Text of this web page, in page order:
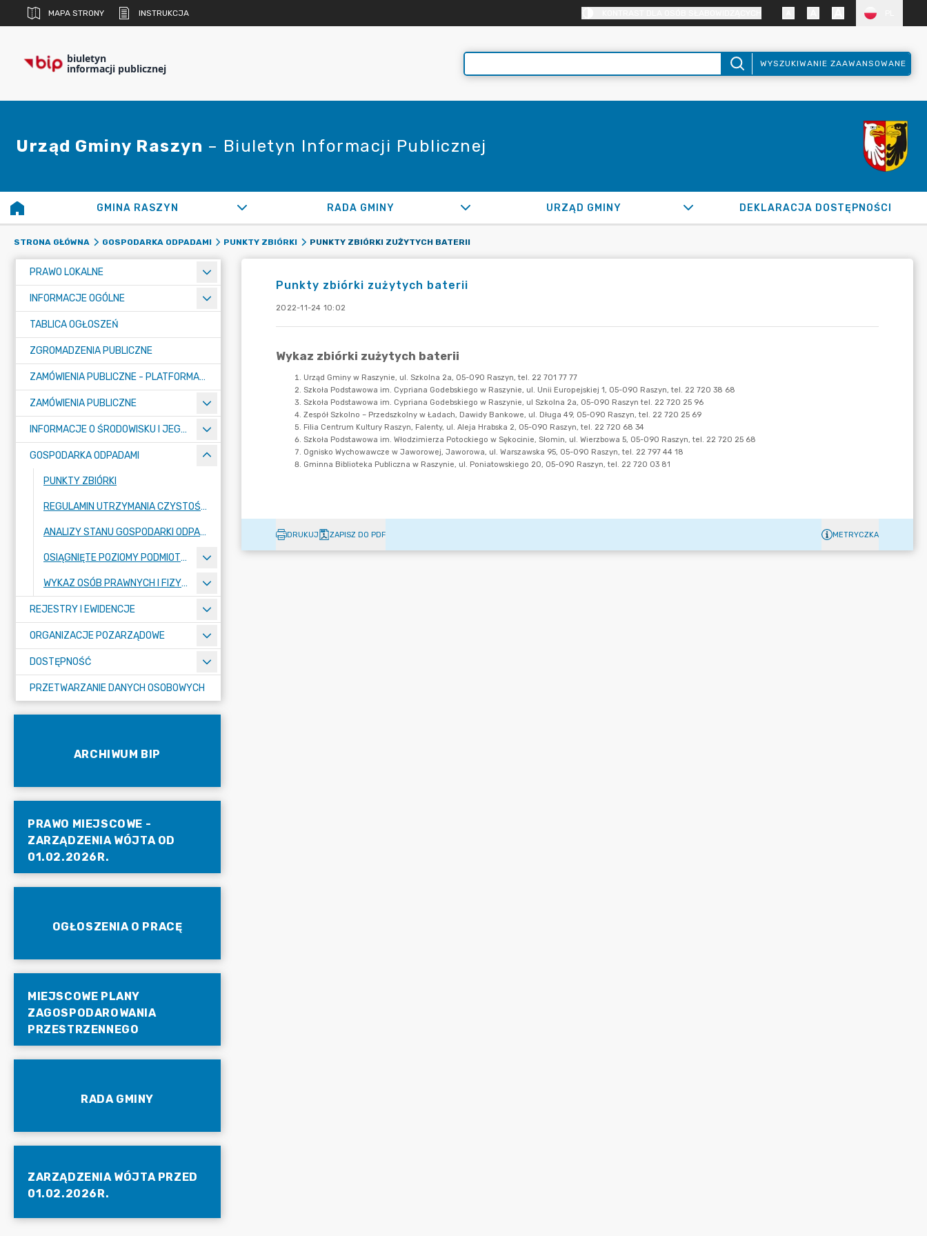
MAPA STRONY INSTRUKCJA
biuletyn
informacji publicznej WYSZUKIWANIE ZAAWANSOWANE
Urząd Gminy Raszyn – Biuletyn Informacji Publicznej
GMINA RASZYN RADA GMINY URZĄD GMINY DEKLARACJA DOSTĘPNOŚCI
STRONA GŁÓWNA GOSPODARKA ODPADAMI PUNKTY ZBIÓRKI PUNKTY ZBIÓRKI ZUŻYTYCH BATERII
PRAWO LOKALNE
INFORMACJE OGÓLNE
TABLICA OGŁOSZEŃ
ZGROMADZENIA PUBLICZNE
ZAMÓWIENIA PUBLICZNE - PLATFORMA ZAKUPOWA (OD 01.05.2025R.)
ZAMÓWIENIA PUBLICZNE
INFORMACJE O ŚRODOWISKU I JEGO OCHRONIE
GOSPODARKA ODPADAMI
PUNKTY ZBIÓRKI
REGULAMIN UTRZYMANIA CZYSTOŚCI
ANALIZY STANU GOSPODARKI ODPADAMI
OSIĄGNIĘTE POZIOMY PODMIOTÓW ODBIERAJĄCYCH ODPADY KOMUNALNE
WYKAZ OSÓB PRAWNYCH I FIZYCZNYCH ORAZ JEDNOSTEK ORGANIZACYJNYCH NIEPOSIADAJĄCYCH OSOBOWOŚCI PRAWNEJ, KTÓRYM UDZIELONO ULG PODATKOWYCH
REJESTRY I EWIDENCJE
ORGANIZACJE POZARZĄDOWE
DOSTĘPNOŚĆ
PRZETWARZANIE DANYCH OSOBOWYCH
ARCHIWUM BIP
PRAWO MIEJSCOWE -
ZARZĄDZENIA WÓJTA OD
01.02.2026R.
OGŁOSZENIA O PRACĘ
MIEJSCOWE PLANY
ZAGOSPODAROWANIA
PRZESTRZENNEGO
RADA GMINY
ZARZĄDZENIA WÓJTA PRZED
01.02.2026R.
Punkty zbiórki zużytych baterii
2022-11-24 10:02
DRUKUJ ZAPISZ DO PDF METRYCZKA